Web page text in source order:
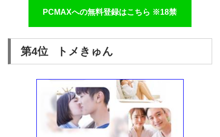
PCMAXへの無料登録はこちら ※18禁
第4位 トメきゅん